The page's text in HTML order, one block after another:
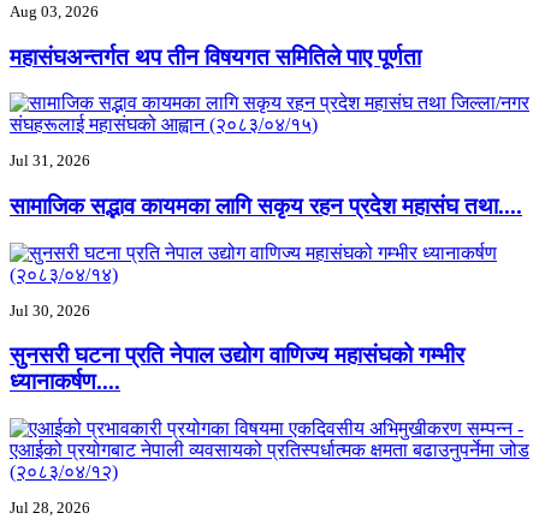
Aug 03, 2026
महासंघअन्तर्गत थप तीन विषयगत समितिले पाए पूर्णता
Jul 31, 2026
सामाजिक सद्भाव कायमका लागि सकृय रहन प्रदेश महासंघ तथा....
Jul 30, 2026
सुनसरी घटना प्रति नेपाल उद्योग वाणिज्य महासंघको गम्भीर
ध्यानाकर्षण....
Jul 28, 2026